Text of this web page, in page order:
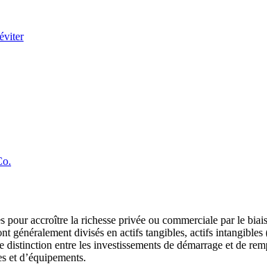
accroître la richesse privée ou commerciale par le
généralement divisés en actifs tangibles, actifs
entre les investissements de démarrage et de
et d’équipements.